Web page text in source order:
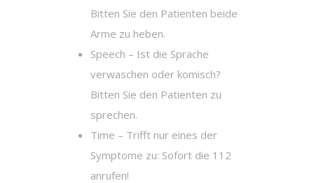
Bitten Sie den Patienten beide
Arme zu heben.
Speech – Ist die Sprache
verwaschen oder komisch?
Bitten Sie den Patienten zu
sprechen.
Time – Trifft nur eines der
Symptome zu: Sofort die 112
anrufen!